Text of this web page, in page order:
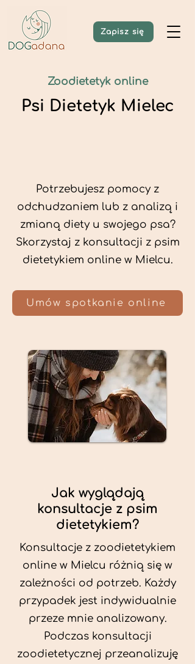
Zapisz się
Zoodietetyk online
Psi Dietetyk Mielec
Potrzebujesz pomocy z
odchudzaniem lub z analizą i
zmianą diety u swojego psa?
Skorzystaj z konsultacji z psim
dietetykiem online w Mielcu.
Umów spotkanie online
Jak wyglądają
konsultacje z psim
dietetykiem?
Konsultacje z zoodietetykiem
online w Mielcu różnią się w
zależności od potrzeb. Każdy
przypadek jest indywidualnie
przeze mnie analizowany.
Podczas konsultacji
zoodietetycznej przeanalizuję